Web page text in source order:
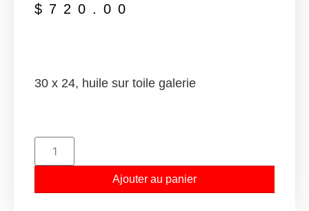
$ 720.00
30 x 24, huile sur toile galerie
Ajouter au panier